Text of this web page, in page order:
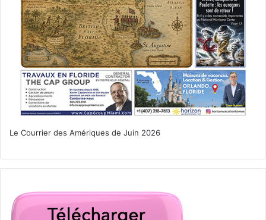
en 2010 après avoir passé 40 années reclus dans sa
maison du New Hampshire.
Un drame de Danny Strong avec Zoey Deutch, Nicholas
Hoult, Kevin Spacey.
15 Septembre 2017
Le Courrier des Amériques de Juin 2026